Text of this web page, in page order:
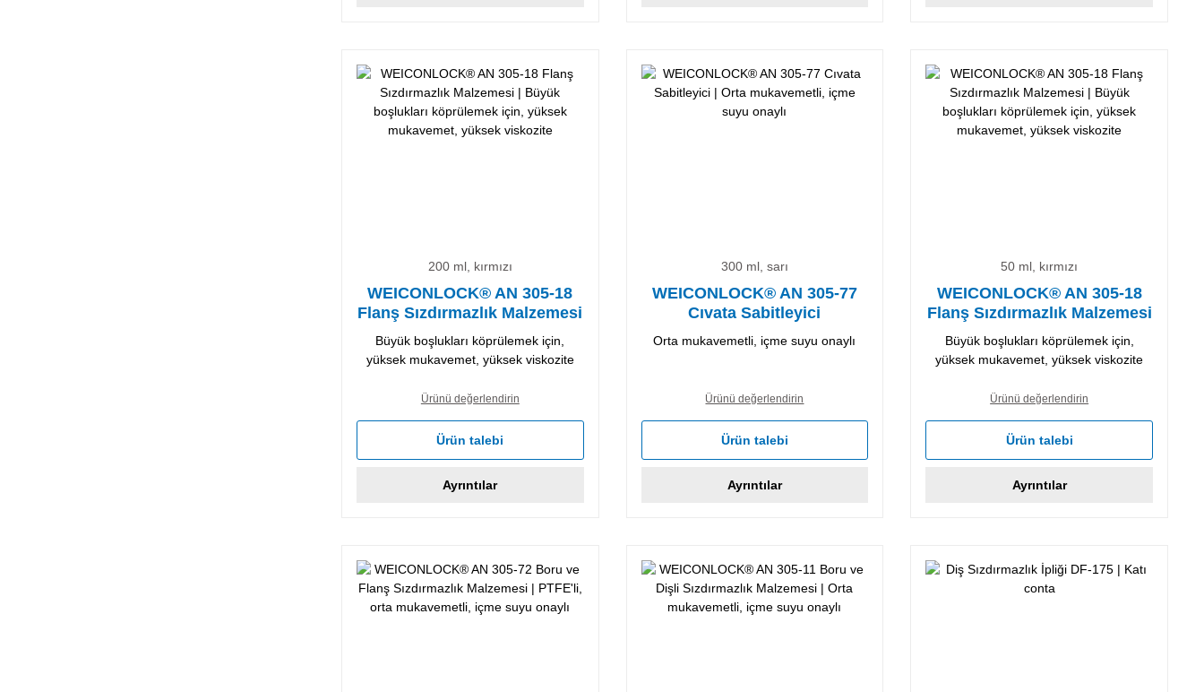
200 ml, kırmızı
WEICONLOCK® AN 305-18
Flanş Sızdırmazlık Malzemesi
Büyük boşlukları köprülemek için,
yüksek mukavemet, yüksek viskozite
Ürünü değerlendirin
Ürün talebi
Ayrıntılar
300 ml, sarı
WEICONLOCK® AN 305-77
Cıvata Sabitleyici
Orta mukavemetli, içme suyu onaylı
Ürünü değerlendirin
Ürün talebi
Ayrıntılar
50 ml, kırmızı
WEICONLOCK® AN 305-18
Flanş Sızdırmazlık Malzemesi
Büyük boşlukları köprülemek için,
yüksek mukavemet, yüksek viskozite
Ürünü değerlendirin
Ürün talebi
Ayrıntılar